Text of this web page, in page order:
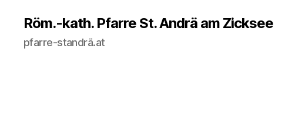
Röm.-kath. Pfarre St. Andrä am Zicksee
pfarre-standrä.at